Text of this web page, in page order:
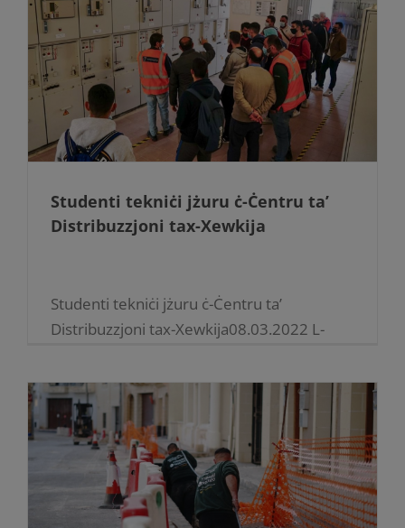
ħaddiema tal-Enemalta qegħdin jinstallaw u
[...]
Studenti tekniċi jżuru ċ-Ċentru ta’
Distribuzzjoni tax-Xewkija
Studenti tekniċi jżuru ċ-Ċentru ta’
Distribuzzjoni tax-Xewkija08.03.2022 L-
żjajjar edukattivi għall-istudenti tal-MCAST.
Grupp ta’ studenti tal-MCAST t’Għawdex
flimkien mal-lectures Għawdxin u oħrajn
mill-Iżvezja, li kienu Malta bħala [...]